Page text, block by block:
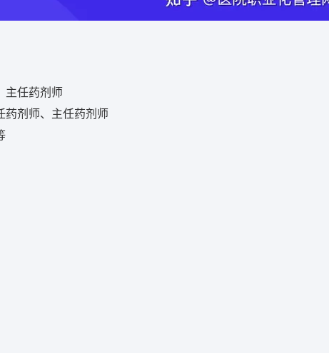
主任药剂师
药剂师、主任药剂师